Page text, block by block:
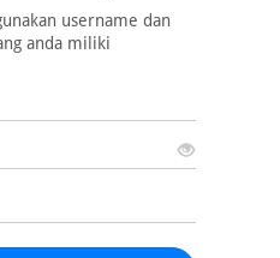
username dan
anda miliki